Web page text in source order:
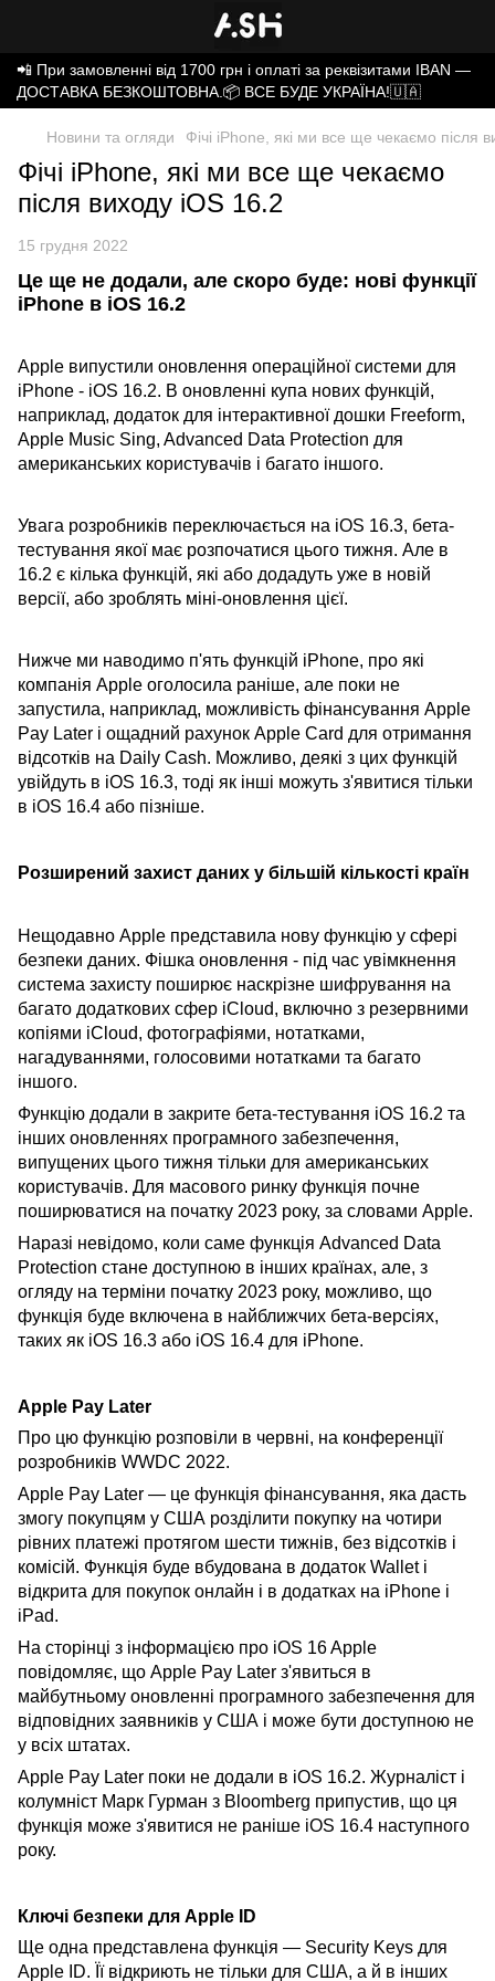
📲 При замовленні від 1700 грн і оплаті за реквізитами IBAN —
ДОСТАВКА БЕЗКОШТОВНА.📦 ВСЕ БУДЕ УКРАЇНА!🇺🇦
Новини та огляди Фічі iPhone, які ми все ще чекаємо після
Фічі iPhone, які ми все ще чекаємо
після виходу iOS 16.2
15 грудня 2022
Це ще не додали, але скоро буде: нові функції
iPhone в iOS 16.2
Apple випустили оновлення операційної системи для
iPhone - iOS 16.2. В оновленні купа нових функцій,
наприклад, додаток для інтерактивної дошки Freeform,
Apple Music Sing, Advanced Data Protection для
американських користувачів і багато іншого.
Увага розробників переключається на iOS 16.3, бета-
тестування якої має розпочатися цього тижня. Але в
16.2 є кілька функцій, які або додадуть уже в новій
версії, або зроблять міні-оновлення цієї.
Нижче ми наводимо п'ять функцій iPhone, про які
компанія Apple оголосила раніше, але поки не
запустила, наприклад, можливість фінансування Apple
Pay Later і ощадний рахунок Apple Card для отримання
відсотків на Daily Cash. Можливо, деякі з цих функцій
увійдуть в iOS 16.3, тоді як інші можуть з'явитися тільки
в iOS 16.4 або пізніше.
Розширений захист даних у більшій кількості країн
Нещодавно Apple представила нову функцію у сфері
безпеки даних. Фішка оновлення - під час увімкнення
система захисту поширює наскрізне шифрування на
багато додаткових сфер iCloud, включно з резервними
копіями iCloud, фотографіями, нотатками,
нагадуваннями, голосовими нотатками та багато
іншого.
Функцію додали в закрите бета-тестування iOS 16.2 та
інших оновленнях програмного забезпечення,
випущених цього тижня тільки для американських
користувачів. Для масового ринку функція почне
поширюватися на початку 2023 року, за словами Apple.
Наразі невідомо, коли саме функція Advanced Data
Protection стане доступною в інших країнах, але, з
огляду на терміни початку 2023 року, можливо, що
функція буде включена в найближчих бета-версіях,
таких як iOS 16.3 або iOS 16.4 для iPhone.
Apple Pay Later
Про цю функцію розповіли в червні, на конференції
розробників WWDC 2022.
Apple Pay Later — це функція фінансування, яка дасть
змогу покупцям у США розділити покупку на чотири
рівних платежі протягом шести тижнів, без відсотків і
комісій. Функція буде вбудована в додаток Wallet і
відкрита для покупок онлайн і в додатках на iPhone і
iPad.
На сторінці з інформацією про iOS 16 Apple
повідомляє, що Apple Pay Later з'явиться в
майбутньому оновленні програмного забезпечення для
відповідних заявників у США і може бути доступною не
у всіх штатах.
Apple Pay Later поки не додали в iOS 16.2. Журналіст і
колумніст Марк Гурман з Bloomberg припустив, що ця
функція може з'явитися не раніше iOS 16.4 наступного
року.
Ключі безпеки для Apple ID
Ще одна представлена функція — Security Keys для
Apple ID. Її відкриють не тільки для США, а й в інших